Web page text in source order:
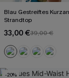
Blau Gestreiftes
Strandtop
33,00 €39,00 €
-20%